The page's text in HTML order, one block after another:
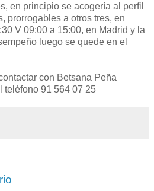
en principio se acogería al perfil
prorrogables a otros tres, en
V 09:00 a 15:00, en Madrid y la
luego se quede en el
con Betsana Peña
teléfono 91 564 07 25